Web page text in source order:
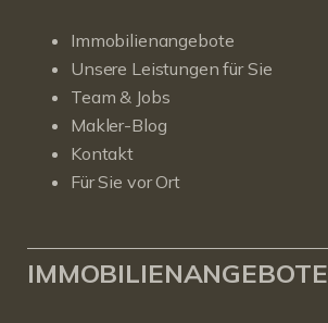
Immobilienangebote
Unsere Leistungen für Sie
Team & Jobs
Makler-Blog
Kontakt
Für Sie vor Ort
IMMOBILIENANGEBOTE